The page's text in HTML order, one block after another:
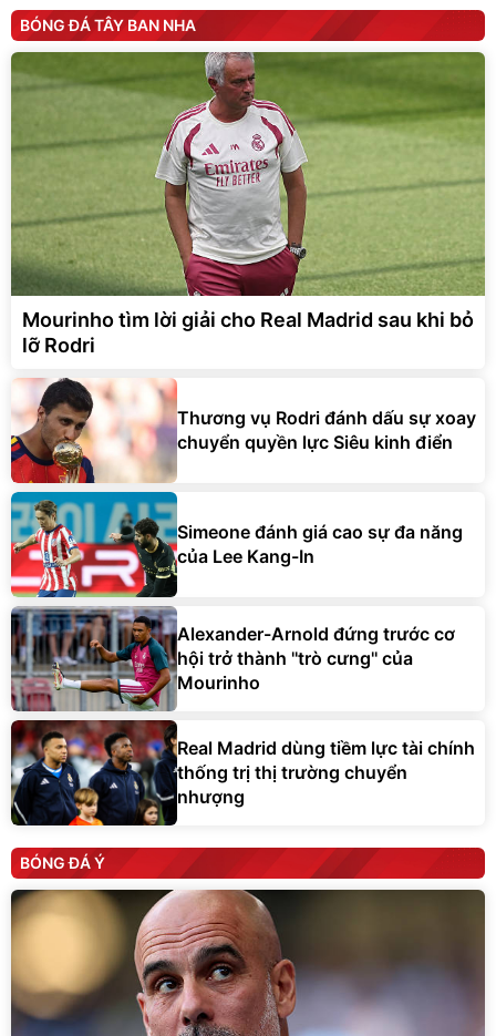
BÓNG ĐÁ TÂY BAN NHA
Mourinho tìm lời giải cho Real Madrid sau khi bỏ
lỡ Rodri
Thương vụ Rodri đánh dấu sự xoay
chuyển quyền lực Siêu kinh điển
Simeone đánh giá cao sự đa năng
của Lee Kang-In
Alexander-Arnold đứng trước cơ
hội trở thành ''trò cưng'' của
Mourinho
Real Madrid dùng tiềm lực tài chính
thống trị thị trường chuyển
nhượng
BÓNG ĐÁ Ý